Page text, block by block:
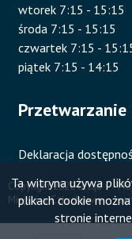
Ta witryna używa
plikach cookie
stronie
wtorek 7:15 - 15:15
środa 7:15 - 15:15
czwartek 7:15 -
piątek 7:15 - 14:15
Przetwarzanie
Deklaracja
Copyright 2020 Urząd
Miejski w Człuchowie